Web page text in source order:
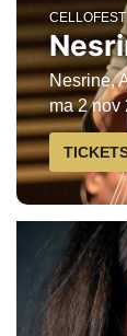
Nesrine,
CELLOFEST
ma 2 nov